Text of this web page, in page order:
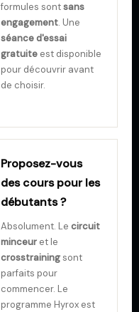
formules sontsans
engagement. Une
séance d'essai
gratuite est disponible
pour découvrir avant
de choisir.
Proposez-vous
des cours pour les
débutants ?
Absolument. Le circuit
minceur et le
crosstrainingsont
parfaits pour
commencer. Le
programme Hyrox est